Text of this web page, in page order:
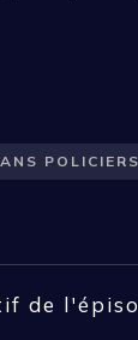
POLICIERS
de